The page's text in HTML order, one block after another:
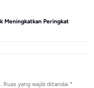
Meningkatkan Peringkat
Ruas yang wajib ditandai *